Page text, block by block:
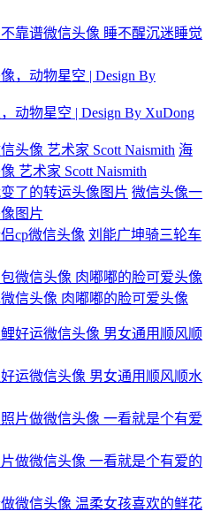
靠谱微信头像 睡不醒沉迷睡觉
动物星空 | Design By XuDong
海
艺术家 Scott Naismith
微信头像一
图片
刘能广坤骑三轮车
信头像 肉嘟嘟的脸可爱头像
运微信头像 男女通用顺风顺水
做微信头像 一看就是个有爱的